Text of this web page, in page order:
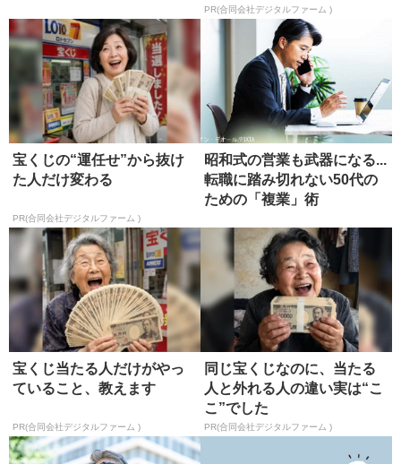
PR(合同会社デジタルファーム )
宝くじの“運任せ”から抜け
た人だけ変わる
PR(合同会社デジタルファーム )
昭和式の営業も武器になる...
転職に踏み切れない50代の
ための「複業」術
宝くじ当たる人だけがやっ
ていること、教えます
PR(合同会社デジタルファーム )
同じ宝くじなのに、当たる
人と外れる人の違い実は“こ
こ”でした
PR(合同会社デジタルファーム )